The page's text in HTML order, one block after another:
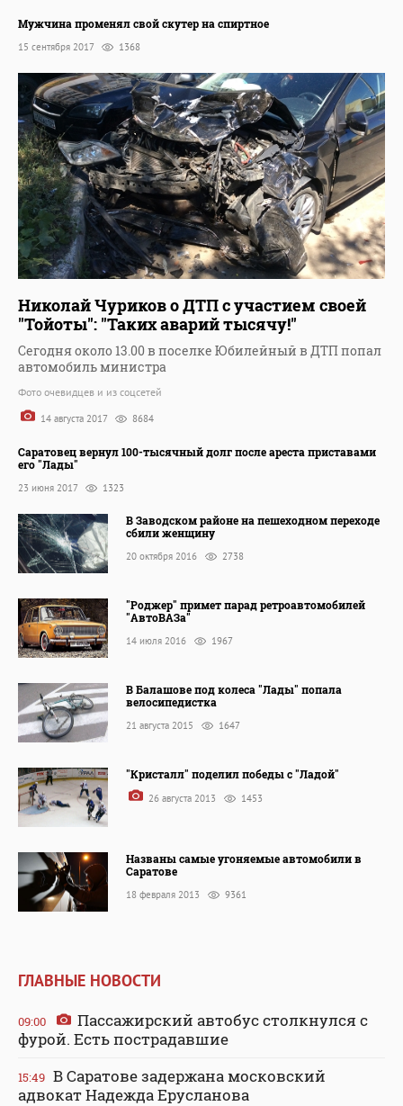
Мужчина променял свой скутер на спиртное
15 сентября 2017 1368
Николай Чуриков о ДТП с участием своей
"Тойоты": "Таких аварий тысячу!"
Сегодня около 13.00 в поселке Юбилейный в ДТП попал
автомобиль министра
Фото очевидцев и из соцсетей
14 августа 2017 8684
Саратовец вернул 100-тысячный долг после ареста приставами
его "Лады"
23 июня 2017 1323
В Заводском районе на пешеходном переходе
сбили женщину
20 октября 2016 2738
"Роджер" примет парад ретроавтомобилей
"АвтоВАЗа"
14 июля 2016 1967
В Балашове под колеса "Лады" попала
велосипедистка
21 августа 2015 1647
"Кристалл" поделил победы с "Ладой"
26 августа 2013 1453
Названы самые угоняемые автомобили в
Саратове
18 февраля 2013 9361
ГЛАВНЫЕ НОВОСТИ
09:00
Пассажирский автобус столкнулся с
фурой. Есть пострадавшие
15:49 В Саратове задержана московский
адвокат Надежда Ерусланова